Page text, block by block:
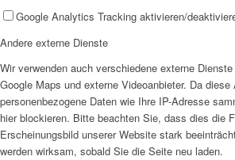
Google Analytics Tracking aktivieren/
Andere externe Dienste
Wir verwenden auch verschiedene externe
Google Maps und externe Videoanbieter. Da
personenbezogene Daten wie Ihre IP-Adresse
hier blockieren. Bitte beachten Sie, dass dies die
Erscheinungsbild unserer Website stark
werden wirksam, sobald Sie die Seite neu laden.